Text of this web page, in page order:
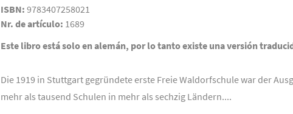
ISBN: 9783407258021
Nr. de artículo: 1689
Este libro está solo en alemán, por lo tanto existe una versión
Die 1919 in Stuttgart gegründete erste Freie Waldorfschule war der
mehr als tausend Schulen in mehr als sechzig Ländern....